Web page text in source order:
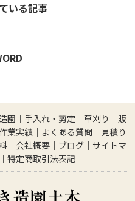
いる記事
造園 ｜ 手入れ・剪定 ｜ 草刈り ｜ 販
作業実績 ｜ よくある質問 ｜ 見積り
｜ 会社概要 ｜ ブログ ｜ サイトマ
｜ 特定商取引法表記